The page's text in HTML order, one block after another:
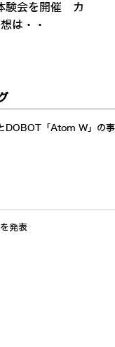
験会を開催 カ
は・・
DOBOT「Atom W」の
発表